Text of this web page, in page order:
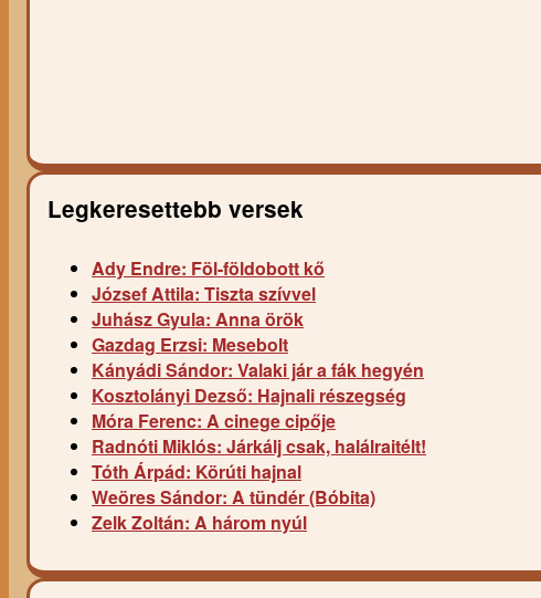
Legkeresettebb versek
Ady Endre: Föl-földobott kő
József Attila: Tiszta szívvel
Juhász Gyula: Anna örök
Gazdag Erzsi: Mesebolt
Kányádi Sándor: Valaki jár a fák hegyén
Kosztolányi Dezső: Hajnali részegség
Móra Ferenc: A cinege cipője
Radnóti Miklós: Járkálj csak, halálraitélt!
Tóth Árpád: Körúti hajnal
Weöres Sándor: A tündér (Bóbita)
Zelk Zoltán: A három nyúl